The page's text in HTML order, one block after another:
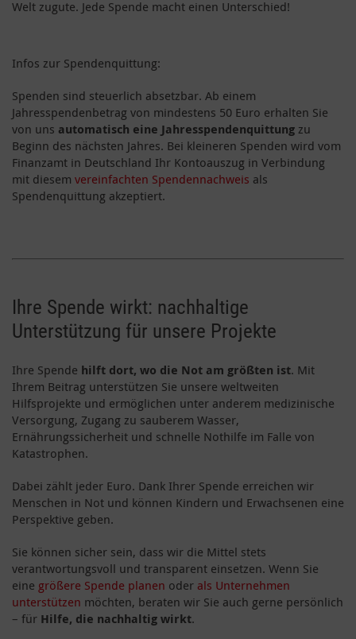
Welt zugute. Jede Spende macht einen Unterschied!
Infos zur Spendenquittung:
Spenden sind steuerlich absetzbar. Ab einem
Jahresspendenbetrag von mindestens 50 Euro erhalten Sie
von uns automatisch eine Jahresspendenquittung zu
Beginn des nächsten Jahres. Bei kleineren Spenden wird vom
Finanzamt in Deutschland Ihr Kontoauszug in Verbindung
mit diesem vereinfachten Spendennachweis als
Spendenquittung akzeptiert.
Ihre Spende wirkt: nachhaltige
Unterstützung für unsere Projekte
Ihre Spende hilft dort, wo die Not am größten ist. Mit
Ihrem Beitrag unterstützen Sie unsere weltweiten
Hilfsprojekte und ermöglichen unter anderem medizinische
Versorgung, Zugang zu sauberem Wasser,
Ernährungssicherheit und schnelle Nothilfe im Falle von
Katastrophen.
Dabei zählt jeder Euro. Dank Ihrer Spende erreichen wir
Menschen in Not und können Kindern und Erwachsenen eine
Perspektive geben.
Sie können sicher sein, dass wir die Mittel stets
verantwortungsvoll und transparent einsetzen. Wenn Sie
eine größere Spende planen oder als Unternehmen
unterstützen möchten, beraten wir Sie auch gerne persönlich
– für Hilfe, die nachhaltig wirkt.